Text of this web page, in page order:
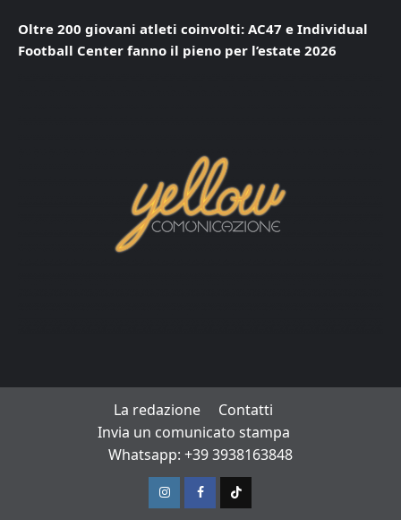
Oltre 200 giovani atleti coinvolti: AC47 e Individual
Football Center fanno il pieno per l’estate 2026
La redazione
Contatti
Invia un comunicato stampa
Whatsapp: +39 3938163848
InstagramFacebook
TikTok